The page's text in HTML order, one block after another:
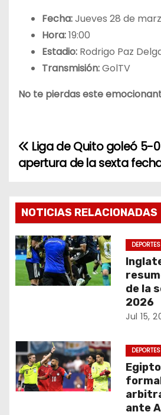
Fecha:Jueves 28 de
Hora:19:00
Estadio: Rodrigo Paz
Transmisión:GolTV
No te pierdas este
N
a
v
e
g
a
ó
n
d
Liga de Quito goleó 5-
apertura de la sexta
NOTICIAS RELACIONADAS
DEPORTES
de la
2026
Jul 15,
DEPORTES
ante